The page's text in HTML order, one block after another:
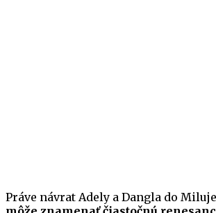
Práve návrat Adely a Dangla do